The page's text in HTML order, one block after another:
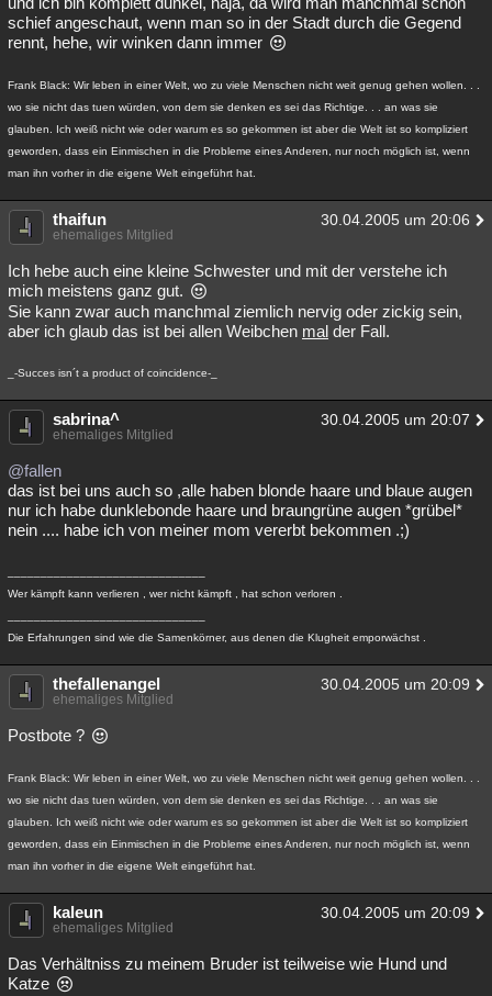
schief angeschaut, wenn man so in der Stadt durch die Gegend
rennt, hehe, wir winken dann immer
Frank Black: Wir leben in einer Welt, wo zu viele Menschen nicht weit genug gehen wollen. . .
wo sie nicht das tuen würden, von dem sie denken es sei das Richtige. . . an was sie
glauben. Ich weiß nicht wie oder warum es so gekommen ist aber die Welt ist so kompliziert
geworden, dass ein Einmischen in die Probleme eines Anderen, nur noch möglich ist, wenn
man ihn vorher in die eigene Welt eingeführt hat.
thaifun 30.04.2005 um 20:06
ehemaliges Mitglied
Ich hebe auch eine kleine Schwester und mit der verstehe ich
mich meistens ganz gut.
Sie kann zwar auch manchmal ziemlich nervig oder zickig sein,
aber ich glaub das ist bei allen Weibchen mal der Fall.
_-Succes isn´t a product of coincidence-_
sabrina^ 30.04.2005 um 20:07
ehemaliges Mitglied
@fallen
das ist bei uns auch so ,alle haben blonde haare und blaue augen
nur ich habe dunklebonde haare und braungrüne augen *grübel*
nein .... habe ich von meiner mom vererbt bekommen .;)
Wer kämpft kann verlieren , wer nicht kämpft , hat schon verloren .
Die Erfahrungen sind wie die Samenkörner, aus denen die Klugheit emporwächst .
thefallenangel 30.04.2005 um 20:09
ehemaliges Mitglied
Postbote ?
Frank Black: Wir leben in einer Welt, wo zu viele Menschen nicht weit genug gehen wollen. . .
wo sie nicht das tuen würden, von dem sie denken es sei das Richtige. . . an was sie
glauben. Ich weiß nicht wie oder warum es so gekommen ist aber die Welt ist so kompliziert
geworden, dass ein Einmischen in die Probleme eines Anderen, nur noch möglich ist, wenn
man ihn vorher in die eigene Welt eingeführt hat.
kaleun 30.04.2005 um 20:09
ehemaliges Mitglied
Das Verhältniss zu meinem Bruder ist teilweise wie Hund und
Katze